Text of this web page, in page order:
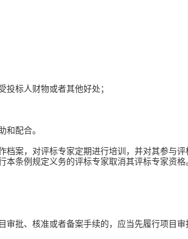
标人财物或者其他好处；
和配合。
，对评标专家定期进行培训，并对其参与评
本条例规定义务的评标专家取消其评标专家资格
、核准或者备案手续的，应当先履行项目审